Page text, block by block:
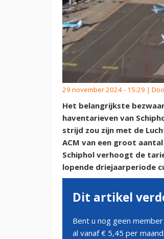
29 november 2024 - 15:29 |
Het belangrijkste
haventarieven van
strijd zou zijn met de
ACM van een groot
Schiphol verhoogt de
lopende driejaarperiode
Dit artikel
Bent u nog geen
al vanaf € 5,45 per